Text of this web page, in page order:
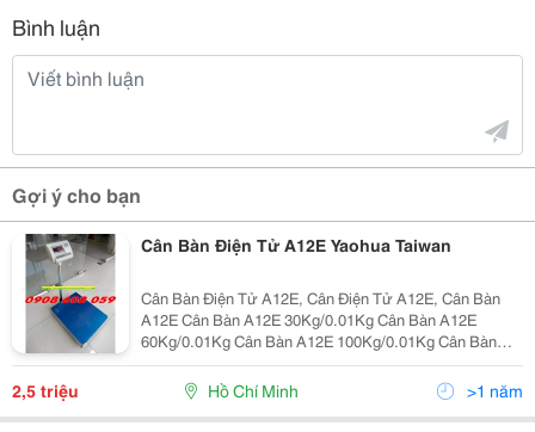
Bình luận
Gợi ý cho bạn
Cân Bàn Điện Tử A12E Yaohua Taiwan
Cân Bàn Điện Tử A12E, Cân Điện Tử A12E, Cân Bàn
A12E Cân Bàn A12E 30Kg/0.01Kg Cân Bàn A12E
60Kg/0.01Kg Cân Bàn A12E 100Kg/0.01Kg Cân Bàn
A12E 150Kg/0.02Kg Cân Bàn A12E 300Kg/0.05Kg Cân
Bàn A12E 500Kg/0.1Kg 1. Tính Năng Của A12E : -
Chính...
2,5 triệu Hồ Chí Minh >1 năm